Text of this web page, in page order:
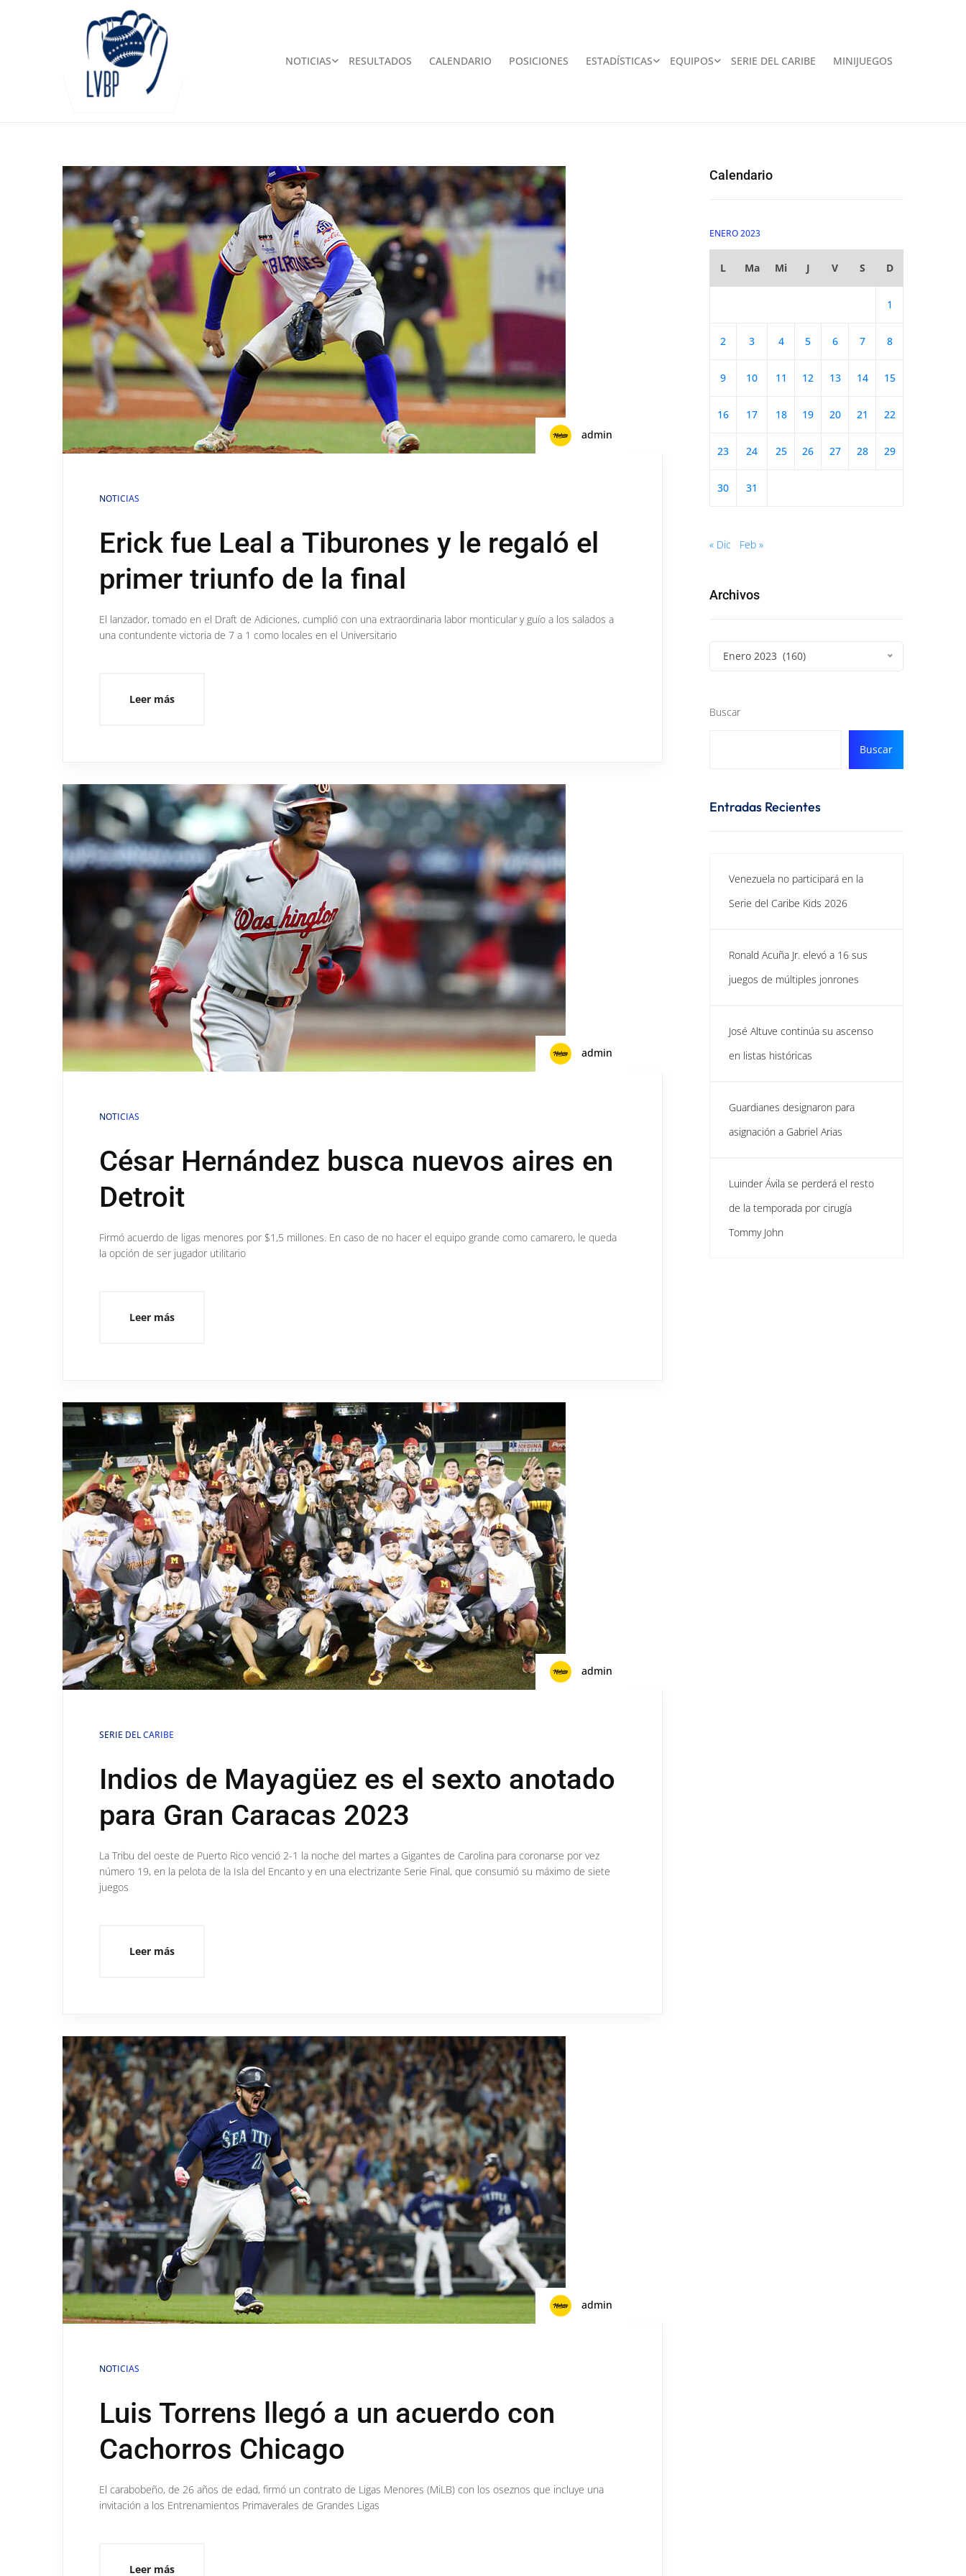
NOTICIAS RESULTADOS CALENDARIO POSICIONES ESTADÍSTICAS EQUIPOS SERIE DEL CARIBE MINIJUEGOS
admin
NOTICIAS
Erick fue Leal a Tiburones y le regaló el
primer triunfo de la final
El lanzador, tomado en el Draft de Adiciones, cumplió con una extraordinaria labor monticular y guío a los salados a
una contundente victoria de 7 a 1 como locales en el Universitario
Leer más
admin
NOTICIAS
César Hernández busca nuevos aires en
Detroit
Firmó acuerdo de ligas menores por $1,5 millones. En caso de no hacer el equipo grande como camarero, le queda
la opción de ser jugador utilitario
Leer más
admin
SERIE DEL CARIBE
Indios de Mayagüez es el sexto anotado
para Gran Caracas 2023
La Tribu del oeste de Puerto Rico venció 2-1 la noche del martes a Gigantes de Carolina para coronarse por vez
número 19, en la pelota de la Isla del Encanto y en una electrizante Serie Final, que consumió su máximo de siete
juegos
Leer más
admin
NOTICIAS
Luis Torrens llegó a un acuerdo con
Cachorros Chicago
El carabobeño, de 26 años de edad, firmó un contrato de Ligas Menores (MiLB) con los oseznos que incluye una
invitación a los Entrenamientos Primaverales de Grandes Ligas
Leer más
Calendario
ENERO 2023
L Ma Mi J V S D
1
2 3 4 5 6 7 8
9 10 11 12 13 14 15
16 17 18 19 20 21 22
23 24 25 26 27 28 29
30 31
« Dic Feb »
Archivos
Enero 2023 (160)
Buscar
Buscar
Entradas Recientes
Venezuela no participará en la
Serie del Caribe Kids 2026
Ronald Acuña Jr. elevó a 16 sus
juegos de múltiples jonrones
José Altuve continúa su ascenso
en listas históricas
Guardianes designaron para
asignación a Gabriel Arias
Luinder Ávila se perderá el resto
de la temporada por cirugía
Tommy John